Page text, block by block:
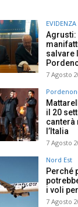
EVIDENZA
Agrusti:
salvare
7 Agosto
il 20
canterà
l’Italia
7 Agosto
Nord Est
Perché
i voli
7 Agosto